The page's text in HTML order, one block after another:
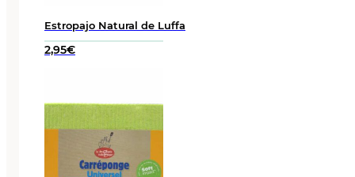
Estropajo Natural de Luffa
2,95€